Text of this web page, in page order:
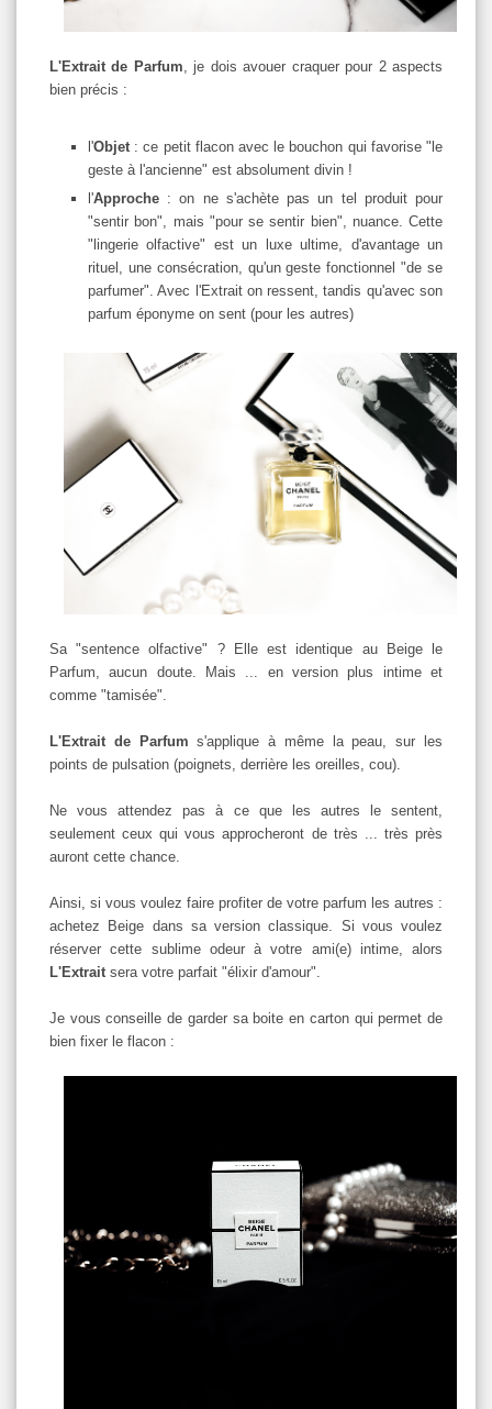
L'Extrait de Parfum , je dois avouer craquer pour 2 aspects
bien précis :
l'Objet : ce petit flacon avec le bouchon qui favorise "le
geste à l'ancienne" est absolument divin !
l'Approche : on ne s'achète pas un tel produit pour
"sentir bon", mais "pour se sentir bien", nuance. Cette
"lingerie olfactive" est un luxe ultime, d'avantage un
rituel, une consécration, qu'un geste fonctionnel "de se
parfumer". Avec l'Extrait on ressent, tandis qu'avec son
parfum éponyme on sent (pour les autres)
Sa "sentence olfactive" ? Elle est identique au Beige le
Parfum, aucun doute. Mais ... en version plus intime et
comme "tamisée".
L'Extrait de Parfum s'applique à même la peau, sur les
points de pulsation (poignets, derrière les oreilles, cou).
Ne vous attendez pas à ce que les autres le sentent,
seulement ceux qui vous approcheront de très ... très près
auront cette chance.
Ainsi, si vous voulez faire profiter de votre parfum les autres :
achetez Beige dans sa version classique. Si vous voulez
réserver cette sublime odeur à votre ami(e) intime, alors
L'Extraitsera votre parfait "élixir d'amour".
Je vous conseille de garder sa boite en carton qui permet de
bien fixer le flacon :